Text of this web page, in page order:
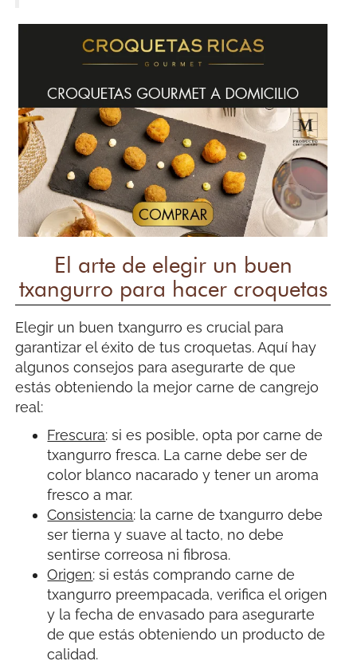
El arte de elegir un buen
txangurro para hacer croquetas
Elegir un buen txangurro es crucial para
garantizar el éxito de tus croquetas. Aquí hay
algunos consejos para asegurarte de que
estás obteniendo la mejor carne de cangrejo
real:
Frescura: si es posible, opta por carne de
txangurro fresca. La carne debe ser de
color blanco nacarado y tener un aroma
fresco a mar.
Consistencia: la carne de txangurro debe
ser tierna y suave al tacto, no debe
sentirse correosa ni fibrosa.
Origen: si estás comprando carne de
txangurro preempacada, verifica el origen
y la fecha de envasado para asegurarte
de que estás obteniendo un producto de
calidad.